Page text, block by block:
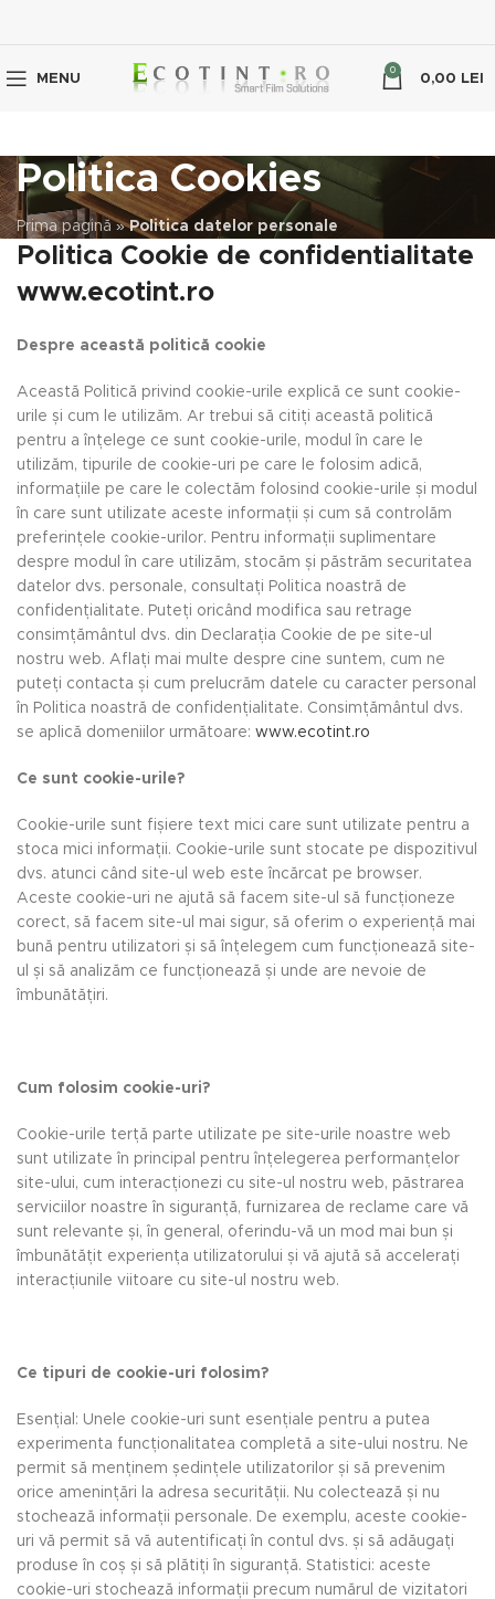
MENU
0
0,00 LEI
Politica Cookies
Prima pagină »Politica datelor personale
Politica Cookie de confidentialitate
www.ecotint.ro
Despre această politică cookie
Această Politică privind cookie-urile explică ce sunt cookie-
urile și cum le utilizăm. Ar trebui să citiți această politică
pentru a înțelege ce sunt cookie-urile, modul în care le
utilizăm, tipurile de cookie-uri pe care le folosim adică,
informațiile pe care le colectăm folosind cookie-urile și modul
în care sunt utilizate aceste informații și cum să controlăm
preferințele cookie-urilor. Pentru informații suplimentare
despre modul în care utilizăm, stocăm și păstrăm securitatea
datelor dvs. personale, consultați Politica noastră de
confidențialitate. Puteți oricând modifica sau retrage
consimțământul dvs. din Declarația Cookie de pe site-ul
nostru web. Aflați mai multe despre cine suntem, cum ne
puteți contacta și cum prelucrăm datele cu caracter personal
în Politica noastră de confidențialitate. Consimțământul dvs.
se aplică domeniilor următoare: www.ecotint.ro
Ce sunt cookie-urile?
Cookie-urile sunt fișiere text mici care sunt utilizate pentru a
stoca mici informații. Cookie-urile sunt stocate pe dispozitivul
dvs. atunci când site-ul web este încărcat pe browser.
Aceste cookie-uri ne ajută să facem site-ul să funcționeze
corect, să facem site-ul mai sigur, să oferim o experiență mai
bună pentru utilizatori și să înțelegem cum funcționează site-
ul și să analizăm ce funcționează și unde are nevoie de
îmbunătățiri.
Cum folosim cookie-uri?
Cookie-urile terță parte utilizate pe site-urile noastre web
sunt utilizate în principal pentru înțelegerea performanțelor
site-ului, cum interacționezi cu site-ul nostru web, păstrarea
serviciilor noastre în siguranță, furnizarea de reclame care vă
sunt relevante și, în general, oferindu-vă un mod mai bun și
îmbunătățit experiența utilizatorului și vă ajută să accelerați
interacțiunile viitoare cu site-ul nostru web.
Ce tipuri de cookie-uri folosim?
Esențial: Unele cookie-uri sunt esențiale pentru a putea
experimenta funcționalitatea completă a site-ului nostru. Ne
permit să menținem ședințele utilizatorilor și să prevenim
orice amenințări la adresa securității. Nu colectează și nu
stochează informații personale. De exemplu, aceste cookie-
uri vă permit să vă autentificați în contul dvs. și să adăugați
produse în coș și să plătiți în siguranță. Statistici: aceste
cookie-uri stochează informații precum numărul de vizitatori